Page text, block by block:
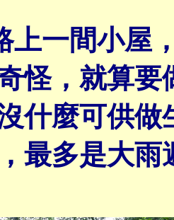
上一間小屋
怪，就算
什麼可供
最多是大雨